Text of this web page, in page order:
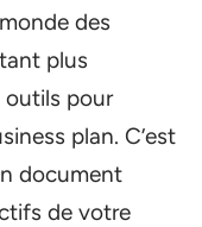
des
plus
outils pour
plan. C’est
document
de votre